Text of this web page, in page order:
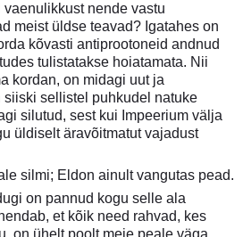
nende vastu
meist üldse teavad? Igatahes on
kõvasti antiprootoneid andnud
tulistatakse hoiatamata. Nii
kordan, on midagi uut ja
siiski sellistel puhkudel natuke
silutud, sest kui Impeerium välja
üldiselt äravõitmatut vajadust
silmi; Eldon ainult vangutas pead.
on pannud kogu selle ala
et kõik need rahvad, kes
on ühelt poolt meie peale väga